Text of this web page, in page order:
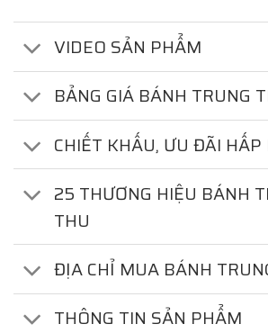
VIDEO SẢN PHẨM
BẢNG GIÁ BÁNH TRUNG
CHIẾT KHẤU, ƯU ĐÃI HẤP
25 THƯƠNG HIỆU BÁNH
THU
ĐỊA CHỈ MUA BÁNH
THÔNG TIN SẢN PHẨM